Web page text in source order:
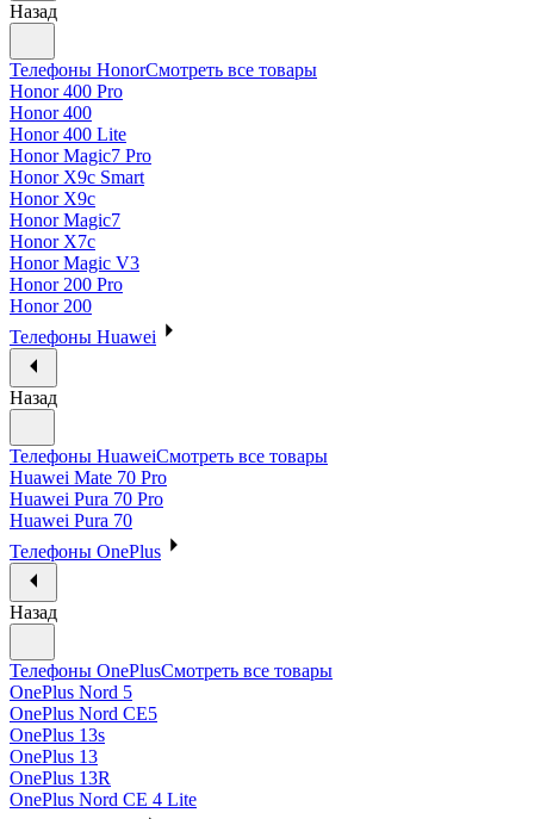
Назад
Телефоны HonorСмотреть все товары
Honor 400 Pro
Honor 400
Honor 400 Lite
Honor Magic7 Pro
Honor X9c Smart
Honor X9c
Honor Magic7
Honor X7c
Honor Magic V3
Honor 200 Pro
Honor 200
Телефоны Huawei
Назад
Телефоны HuaweiСмотреть все товары
Huawei Mate 70 Pro
Huawei Pura 70 Pro
Huawei Pura 70
Телефоны OnePlus
Назад
Телефоны OnePlusСмотреть все товары
OnePlus Nord 5
OnePlus Nord CE5
OnePlus 13s
OnePlus 13
OnePlus 13R
OnePlus Nord CE 4 Lite